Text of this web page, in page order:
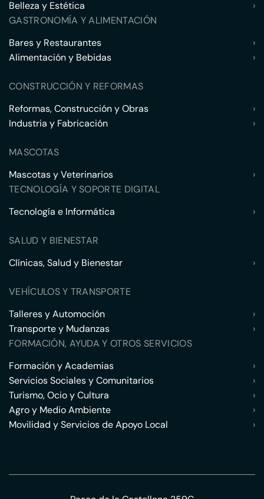
Belleza y Estética
›
GASTRONOMÍA Y ALIMENTACIÓN
Bares y Restaurantes
›
Alimentación y Bebidas
›
CONSTRUCCIÓN Y REFORMAS
Reformas, Construcción y Obras
›
Industria y Fabricación
›
MASCOTAS
Mascotas y Veterinarios
›
TECNOLOGÍA Y SOPORTE DIGITAL
Tecnología e Informática
›
SALUD Y BIENESTAR
Clínicas, Salud y Bienestar
›
VEHÍCULOS Y TRANSPORTE
Talleres y Automoción
›
Transporte y Mudanzas
›
FORMACIÓN, AYUDA Y OTROS SERVICIOS
Formación y Academias
›
Servicios Sociales y Comunitarios
›
Turismo, Ocio y Cultura
›
Agro y Medio Ambiente
›
Movilidad y Servicios de Apoyo Local
›